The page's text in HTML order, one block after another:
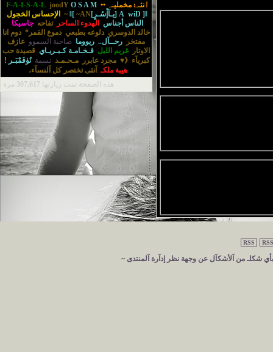
ٱنثـﮱ مخمليـﮧ ••
F-A-I-S-A-L joodY O S A M
A wiD ]ǁ[يـآإْسُـرٍ]ǁ[ ~AN~
الإحساس الخجول
الناس أجناس
الهدوء الساحر تفاحه جاسيكا
خالد الدوسري دلوعه بطبعي دموع القمر* دوم انا
مفتخر
رحــآل.. ريووما صاحبة السموو عازف
الاوتار
غريم الليل فـخـامـة كـبـريـاي قصيدة حب
كبريآء《♥ مجرد عابرر مـحـمـد نسمة نُۈفَمْبَـر !
هيبة ملكـ
‏آنثى تختصر كل آلنسآء‏، ‏
هذه الصفحة تمت زيارتها 307,617 مرة
RSS
شكلـ من آلأشكآل عن وجهة نظر إدآرة آلمنتدى ~